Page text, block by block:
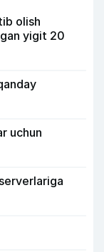
olish
yigit 20
uchun